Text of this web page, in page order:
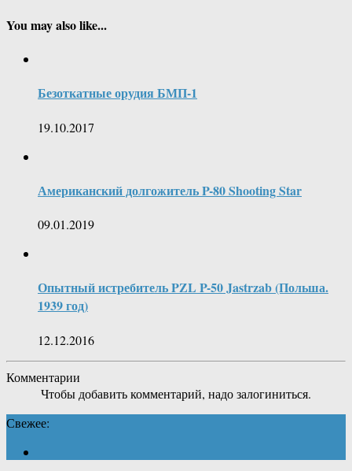
You may also like...
Безоткатные орудия БМП-1
19.10.2017
Американский долгожитель P-80 Shooting Star
09.01.2019
Опытный истребитель PZL P-50 Jastrzab (Польша.
1939 год)
12.12.2016
Комментарии
Чтобы добавить комментарий, надо залогиниться.
Свежее: